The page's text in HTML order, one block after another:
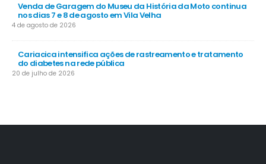
Venda de Garagem do Museu da História da Moto continua
nos dias 7 e 8 de agosto em Vila Velha
4 de agosto de 2026
Cariacica intensifica ações de rastreamento e tratamento
do diabetes na rede pública
20 de julho de 2026